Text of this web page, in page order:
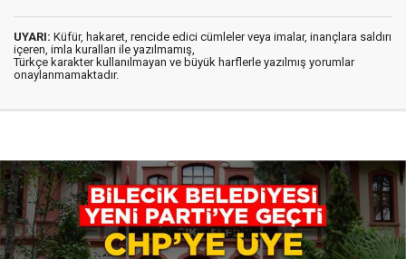
UYARI: Küfür, hakaret, rencide edici cümleler veya imalar, inançlara saldırı
içeren, imla kuralları ile yazılmamış,
Türkçe karakter kullanılmayan ve büyük harflerle yazılmış yorumlar
onaylanmamaktadır.